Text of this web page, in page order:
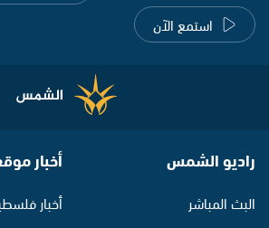
استمع الآن
راديو الشمس
البث المباشر
أخبار
أخبار